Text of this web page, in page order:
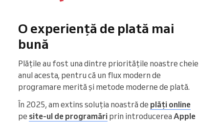
O experiență de plată mai
bună
Plățile au fost una dintre prioritățile noastre cheie
anul acesta, pentru că un flux modern de
programare merită și metode moderne de plată.
În 2025, am extins soluția noastră de plăți online
pe site-ul de programări prin introducerea Apple